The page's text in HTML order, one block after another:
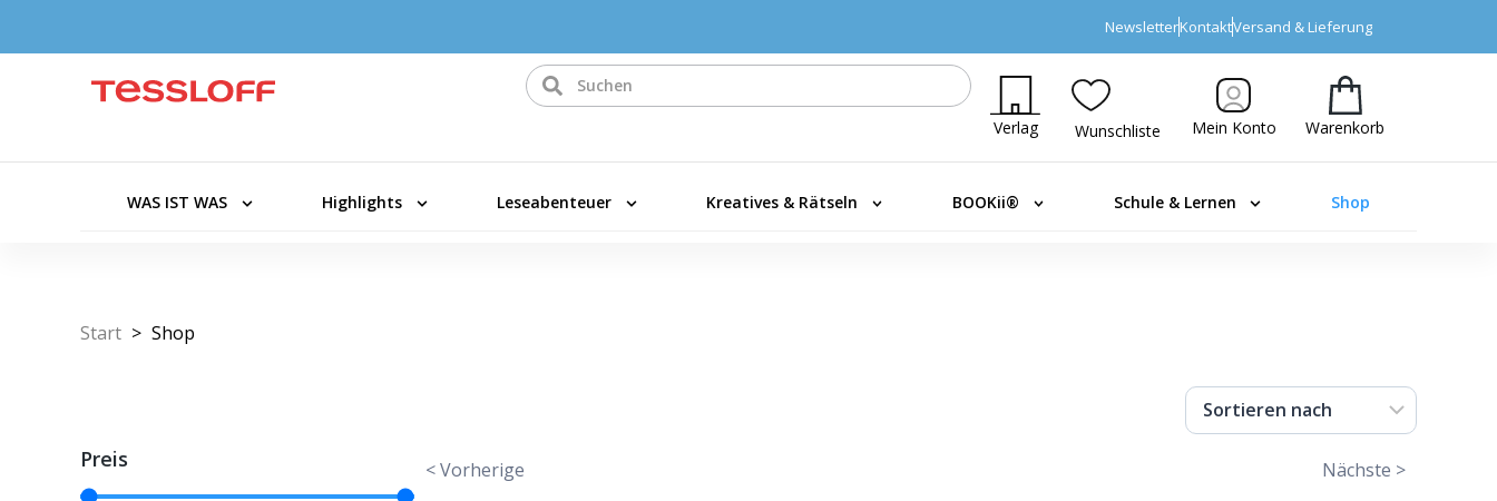
NewsletterKontaktVersand & Lieferung
Verlag Wunschliste Mein Konto Warenkorb
WAS IST WAS Highlights Leseabenteuer Kreatives & Rätseln BOOKii® Schule & Lernen Shop
Start > Shop
Preis < Vorherige Nächste >